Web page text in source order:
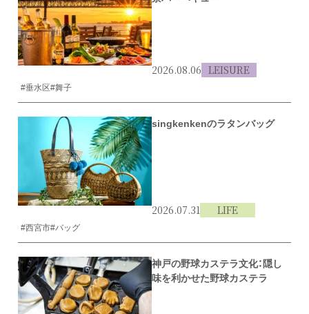
2026.08.06 LEISURE
#垂水区#舞子
singkenkenのラタンバッグ
2026.07.31 LIFE
#西宮市#バッグ
神戸の野球カステラ文化：隠し
味を利かせた野球カステラ